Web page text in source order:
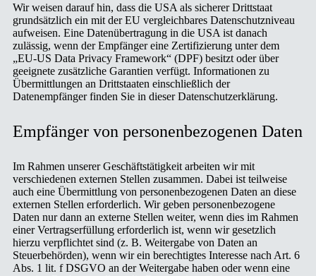
Wir weisen darauf hin, dass die USA als sicherer Drittstaat
grundsätzlich ein mit der EU vergleichbares Datenschutzniveau
aufweisen. Eine Datenübertragung in die USA ist danach
zulässig, wenn der Empfänger eine Zertifizierung unter dem
„EU-US Data Privacy Framework“ (DPF) besitzt oder über
geeignete zusätzliche Garantien verfügt. Informationen zu
Übermittlungen an Drittstaaten einschließlich der
Datenempfänger finden Sie in dieser Datenschutzerklärung.
Empfänger von personenbezogenen Daten
Im Rahmen unserer Geschäftstätigkeit arbeiten wir mit
verschiedenen externen Stellen zusammen. Dabei ist teilweise
auch eine Übermittlung von personenbezogenen Daten an diese
externen Stellen erforderlich. Wir geben personenbezogene
Daten nur dann an externe Stellen weiter, wenn dies im Rahmen
einer Vertragserfüllung erforderlich ist, wenn wir gesetzlich
hierzu verpflichtet sind (z. B. Weitergabe von Daten an
Steuerbehörden), wenn wir ein berechtigtes Interesse nach Art. 6
Abs. 1 lit. f DSGVO an der Weitergabe haben oder wenn eine